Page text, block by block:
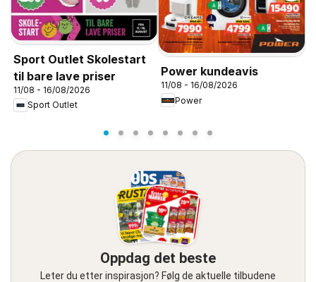
Sport Outlet Skolestart
til bare lave priser
11/08 - 16/08/2026
Sport Outlet
Power kundeavis
11/08 - 16/08/2026
Power
Oppdag det beste
Leter du etter inspirasjon? Følg de aktuelle tilbudene